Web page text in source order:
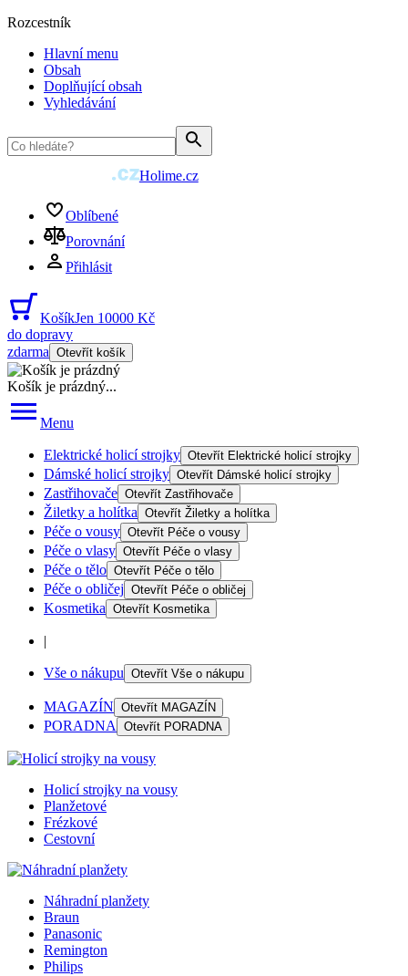
Rozcestník
Hlavní menu
Obsah
Doplňující obsah
Vyhledávání
Holime.cz
Oblíbené
Porovnání
Přihlásit
KošíkJen 10000 Kč
do dopravy
zdarma Otevřít košík
Košík je prázdný...
Menu
Elektrické holicí strojky Otevřít Elektrické holicí strojky
Dámské holicí strojky Otevřít Dámské holicí strojky
Zastřihovače Otevřít Zastřihovače
Žiletky a holítka Otevřít Žiletky a holítka
Péče o vousy Otevřít Péče o vousy
Péče o vlasy Otevřít Péče o vlasy
Péče o tělo Otevřít Péče o tělo
Péče o obličej Otevřít Péče o obličej
Kosmetika Otevřít Kosmetika
|
Vše o nákupu Otevřít Vše o nákupu
MAGAZÍN Otevřít MAGAZÍN
PORADNA Otevřít PORADNA
Holicí strojky na vousy
Planžetové
Frézkové
Cestovní
Náhradní planžety
Braun
Panasonic
Remington
Philips